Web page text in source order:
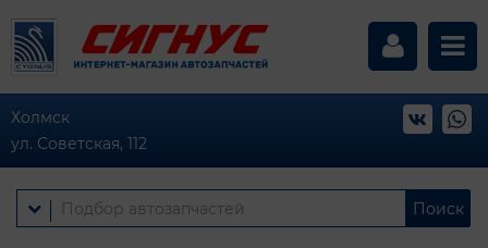
Холмск
ул. Советская, 112
Поиск